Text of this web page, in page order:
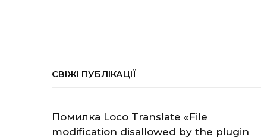
СВІЖІ ПУБЛІКАЦІЇ
Помилка Loco Translate «File
modification disallowed by the plugin